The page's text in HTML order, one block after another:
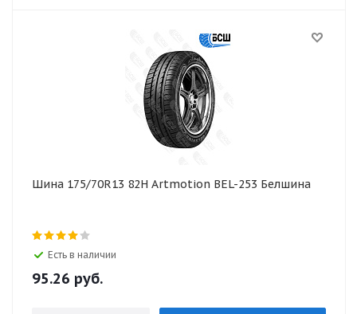
Шина 175/70R13 82H Artmotion BEL-253 Белшина
Есть в наличии
95.26 руб.